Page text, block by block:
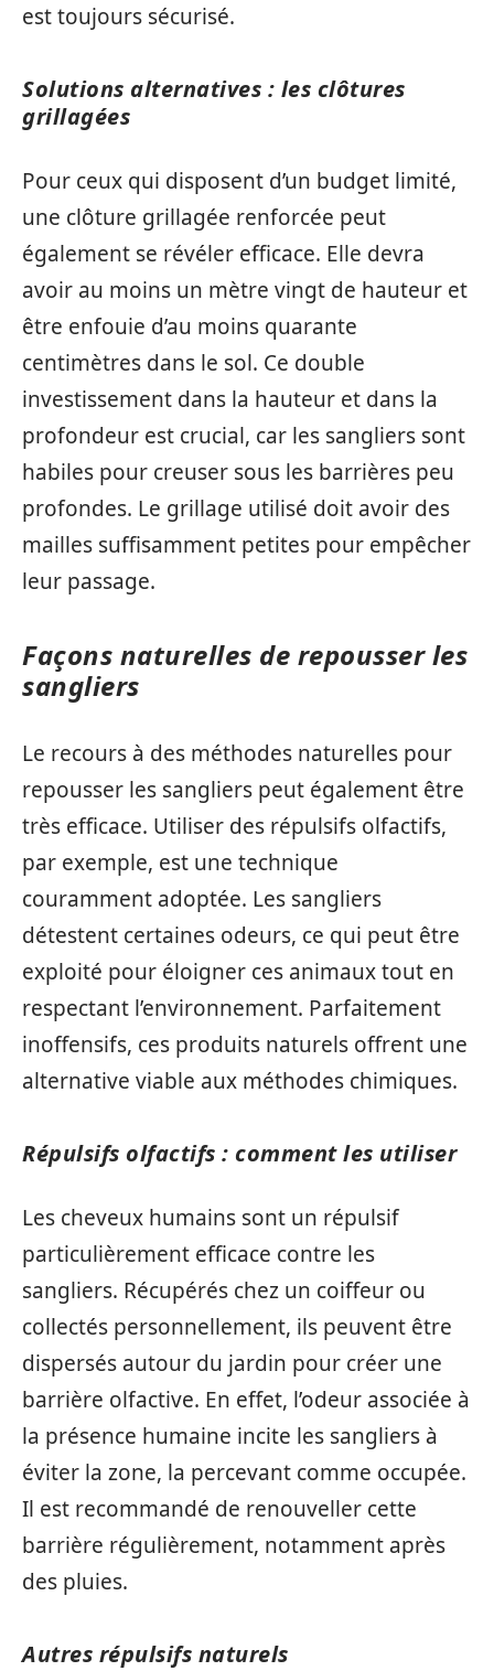
est toujours sécurisé.
Solutions alternatives : les clôtures
grillagées
Pour ceux qui disposent d’un budget limité,
une clôture grillagée renforcée peut
également se révéler efficace. Elle devra
avoir au moins un mètre vingt de hauteur et
être enfouie d’au moins quarante
centimètres dans le sol. Ce double
investissement dans la hauteur et dans la
profondeur est crucial, car les sangliers sont
habiles pour creuser sous les barrières peu
profondes. Le grillage utilisé doit avoir des
mailles suffisamment petites pour empêcher
leur passage.
Façons naturelles de repousser les
sangliers
Le recours à des méthodes naturelles pour
repousser les sangliers peut également être
très efficace. Utiliser des répulsifs olfactifs,
par exemple, est une technique
couramment adoptée. Les sangliers
détestent certaines odeurs, ce qui peut être
exploité pour éloigner ces animaux tout en
respectant l’environnement. Parfaitement
inoffensifs, ces produits naturels offrent une
alternative viable aux méthodes chimiques.
Répulsifs olfactifs : comment les utiliser
Les cheveux humains sont un répulsif
particulièrement efficace contre les
sangliers. Récupérés chez un coiffeur ou
collectés personnellement, ils peuvent être
dispersés autour du jardin pour créer une
barrière olfactive. En effet, l’odeur associée à
la présence humaine incite les sangliers à
éviter la zone, la percevant comme occupée.
Il est recommandé de renouveller cette
barrière régulièrement, notamment après
des pluies.
Autres répulsifs naturels